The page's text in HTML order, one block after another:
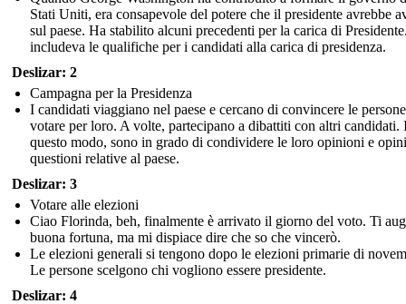
Stati Uniti, era consapevole del potere che il presidente avrebbe
sul paese. Ha stabilito alcuni precedenti per la carica di
includeva le qualifiche per i candidati alla carica di presidenza.
Deslizar: 2
Campagna per la Presidenza
I candidati viaggiano nel paese e cercano di convincere le
votare per loro. A volte, partecipano a dibattiti con altri candidati.
questo modo, sono in grado di condividere le loro opinioni e
questioni relative al paese.
Deslizar: 3
Votare alle elezioni
Ciao Florinda, beh, finalmente è arrivato il giorno del voto. Ti
buona fortuna, ma mi dispiace dire che so che vincerò.
Le elezioni generali si tengono dopo le elezioni primarie di
Le persone scelgono chi vogliono essere presidente.
Deslizar: 4